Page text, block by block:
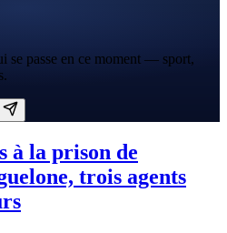
se passe en ce moment — sport,
à la prison de
trois agents